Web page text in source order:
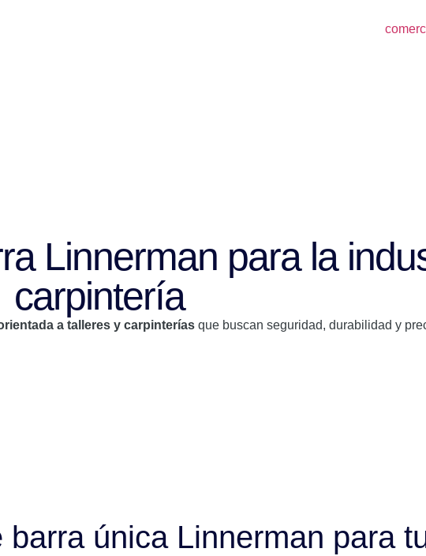
Linnerman para la
carpintería
a talleres y carpinterías que buscan seguridad, durabilidad y
única Linnerman para